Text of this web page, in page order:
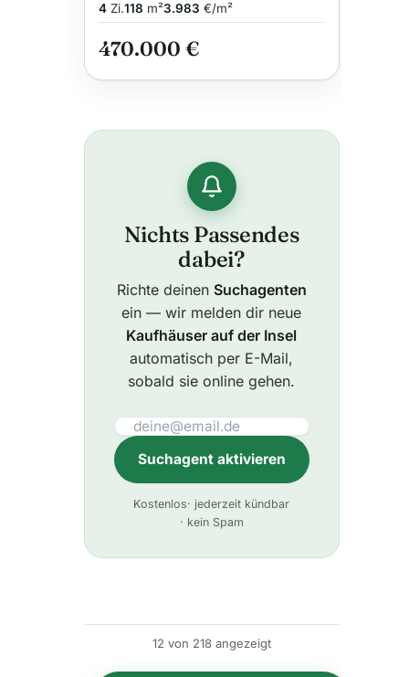
4Zi.118 m²3.983 €/m²
470.000 €
Nichts Passendes
dabei?
Richte deinen Suchagenten
ein — wir melden dir neue
Kaufhäuser auf der Insel
automatisch per E-Mail,
sobald sie online gehen.
Suchagent aktivieren
l
a
t
Kostenlos· jederzeit kündbar
· kein Spam
12 von 218 angezeigt